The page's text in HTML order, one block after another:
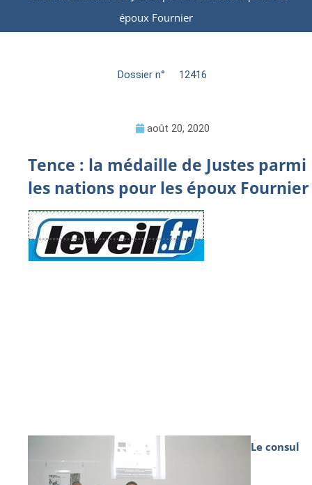
époux Fournier
Dossier n° 12416
août 20, 2020
Tence : la médaille de Justes parmi
les nations pour les époux Fournier
Le consul